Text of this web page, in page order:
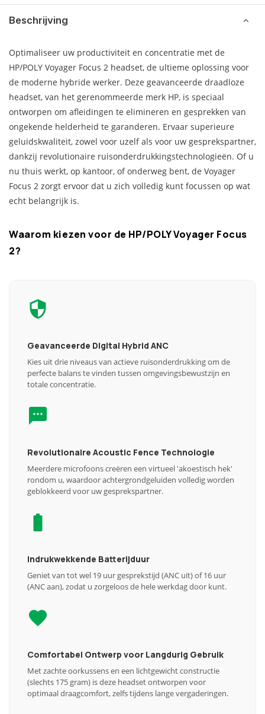
Beschrijving
Optimaliseer uw productiviteit en concentratie met de
HP/POLY Voyager Focus 2 headset, de ultieme oplossing voor
de moderne hybride werker. Deze geavanceerde draadloze
headset, van het gerenommeerde merk HP, is speciaal
ontworpen om afleidingen te elimineren en gesprekken van
ongekende helderheid te garanderen. Ervaar superieure
geluidskwaliteit, zowel voor uzelf als voor uw gesprekspartner,
dankzij revolutionaire ruisonderdrukkingstechnologieën. Of u
nu thuis werkt, op kantoor, of onderweg bent, de Voyager
Focus 2 zorgt ervoor dat u zich volledig kunt focussen op wat
echt belangrijk is.
Waarom kiezen voor de HP/POLY Voyager Focus
2?
Geavanceerde Digital Hybrid ANC
Kies uit drie niveaus van actieve ruisonderdrukking om de
perfecte balans te vinden tussen omgevingsbewustzijn en
totale concentratie.
Revolutionaire Acoustic Fence Technologie
Meerdere microfoons creëren een virtueel 'akoestisch hek'
rondom u, waardoor achtergrondgeluiden volledig worden
geblokkeerd voor uw gesprekspartner.
Indrukwekkende Batterijduur
Geniet van tot wel 19 uur gesprekstijd (ANC uit) of 16 uur
(ANC aan), zodat u zorgeloos de hele werkdag door kunt.
Comfortabel Ontwerp voor Langdurig Gebruik
Met zachte oorkussens en een lichtgewicht constructie
(slechts 175 gram) is deze headset ontworpen voor
optimaal draagcomfort, zelfs tijdens lange vergaderingen.